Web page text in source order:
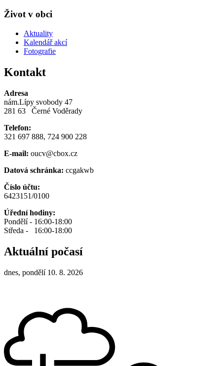
Život v obci
Aktuality
Kalendář akcí
Fotografie
Kontakt
Adresa
nám.Lípy svobody 47
281 63 Černé Voděrady
Telefon:
321 697 888, 724 900 228
E-mail: oucv@cbox.cz
Datová schránka: ccgakwb
Číslo účtu:
6423151/0100
Úřední hodiny:
Pondělí - 16:00-18:00
Středa - 16:00-18:00
Aktuální počasí
dnes, pondělí 10. 8. 2026